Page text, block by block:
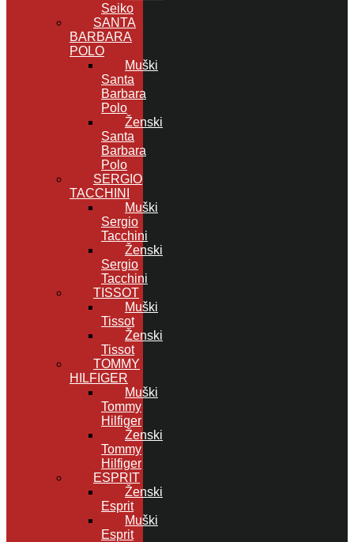
Seiko
SANTA
BARBARA
POLO
Muški
Santa
Barbara
Polo
Ženski
Santa
Barbara
Polo
SERGIO
TACCHINI
Muški
Sergio
Tacchini
Ženski
Sergio
Tacchini
TISSOT
Muški
Tissot
Ženski
Tissot
TOMMY
HILFIGER
Muški
Tommy
Hilfiger
Ženski
Tommy
Hilfiger
ESPRIT
Ženski
Esprit
Muški
Esprit